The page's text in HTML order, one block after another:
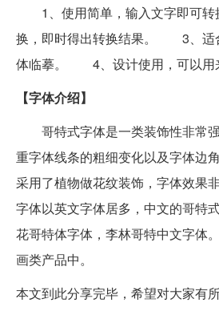
1、使用简单，输入文字即可
换，即时得出转换结果。 3、适
体临摹。 4、设计使用，可以用
【字体介绍】
哥特式字体是一类装饰性非常
重字体线条的粗细变化以及字体边
采用了植物做花纹装饰，字体效果
字体以英文字体居多，中文的哥特
花哥特体字体，李林哥特中文字体
画类产品中。
本文到此分享完毕，希望对大家有所